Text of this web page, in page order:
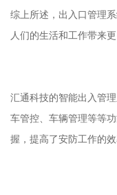
综上所述，出入口管理
人们的生活和工作带来
汇通科技的智能出入管
车管控、车辆管理等等
握，提高了安防工作的效